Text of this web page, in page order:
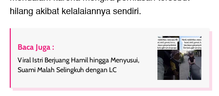
hilang akibat kelalaiannya sendiri.
Baca Juga :
Viral Istri Berjuang Hamil hingga Menyusui,
Suami Malah Selingkuh dengan LC